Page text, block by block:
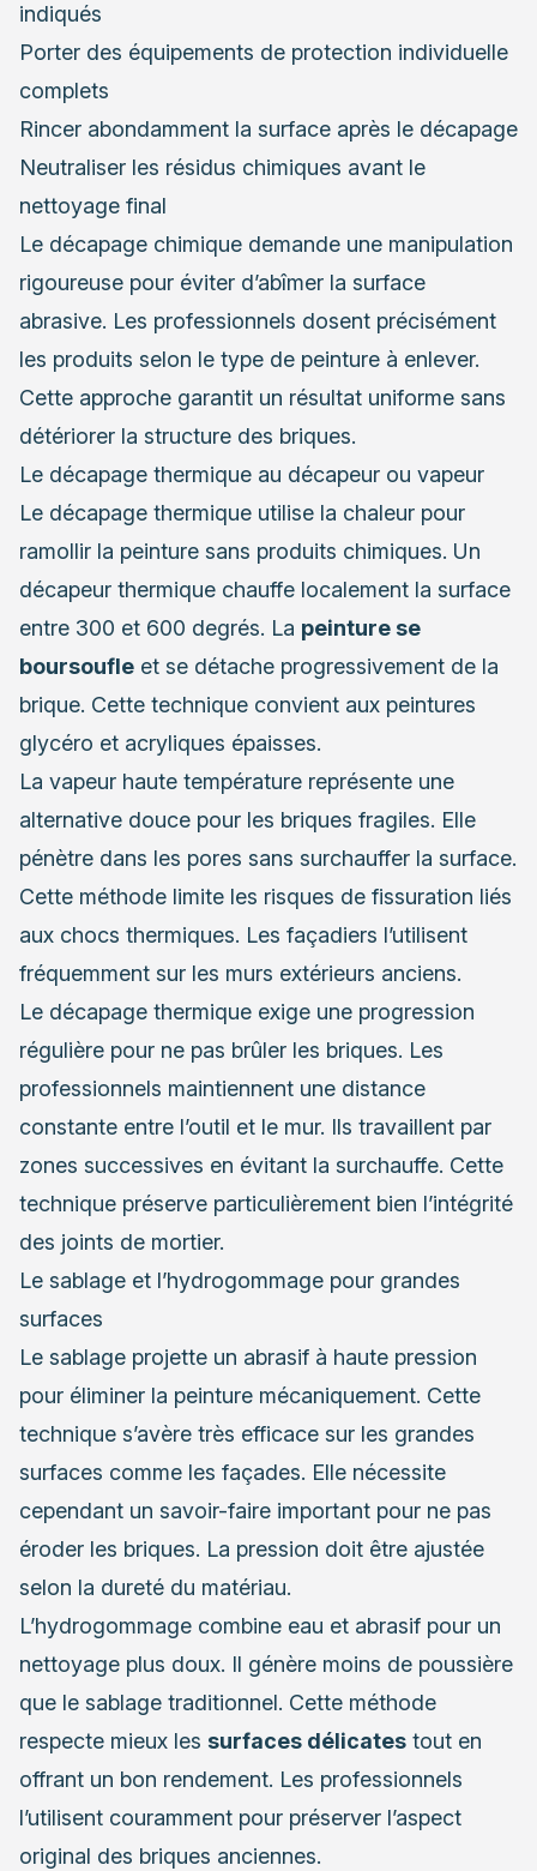
indiqués
Porter des équipements de protection individuelle
complets
Rincer abondamment la surface après le décapage
Neutraliser les résidus chimiques avant le
nettoyage final
Le décapage chimique demande une manipulation
rigoureuse pour éviter d’abîmer la surface
abrasive. Les professionnels dosent précisément
les produits selon le type de peinture à enlever.
Cette approche garantit un résultat uniforme sans
détériorer la structure des briques.
Le décapage thermique au décapeur ou vapeur
Le décapage thermique utilise la chaleur pour
ramollir la peinture sans produits chimiques. Un
décapeur thermique chauffe localement la surface
entre 300 et 600 degrés. La peinture se
boursoufle et se détache progressivement de la
brique. Cette technique convient aux peintures
glycéro et acryliques épaisses.
La vapeur haute température représente une
alternative douce pour les briques fragiles. Elle
pénètre dans les pores sans surchauffer la surface.
Cette méthode limite les risques de fissuration liés
aux chocs thermiques. Les façadiers l’utilisent
fréquemment sur les murs extérieurs anciens.
Le décapage thermique exige une progression
régulière pour ne pas brûler les briques. Les
professionnels maintiennent une distance
constante entre l’outil et le mur. Ils travaillent par
zones successives en évitant la surchauffe. Cette
technique préserve particulièrement bien l’intégrité
des joints de mortier.
Le sablage et l’hydrogommage pour grandes
surfaces
Le sablage projette un abrasif à haute pression
pour éliminer la peinture mécaniquement. Cette
technique s’avère très efficace sur les grandes
surfaces comme les façades. Elle nécessite
cependant un savoir-faire important pour ne pas
éroder les briques. La pression doit être ajustée
selon la dureté du matériau.
L’hydrogommage combine eau et abrasif pour un
nettoyage plus doux. Il génère moins de poussière
que le sablage traditionnel. Cette méthode
respecte mieux les surfaces délicates tout en
offrant un bon rendement. Les professionnels
l’utilisent couramment pour préserver l’aspect
original des briques anciennes.